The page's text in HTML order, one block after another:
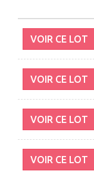
VOIR CE LOT
VOIR CE LOT
VOIR CE LOT
VOIR CE LOT